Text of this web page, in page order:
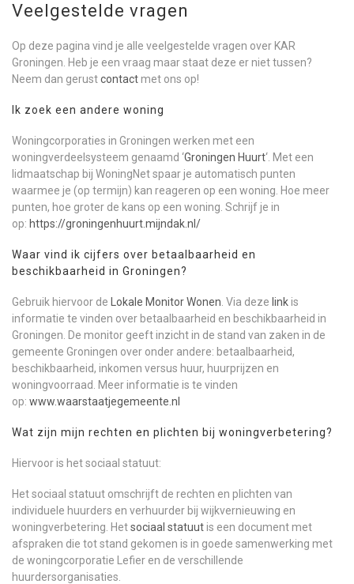
Veelgestelde vragen
Op deze pagina vind je alle veelgestelde vragen over KAR
Groningen. Heb je een vraag maar staat deze er niet tussen?
Neem dan gerustcontactmet ons op!
Ik zoek een andere woning
Woningcorporaties in Groningen werken met een
woningverdeelsysteem genaamd ‘Groningen Huurt‘. Met een
lidmaatschap bij WoningNet spaar je automatisch punten
waarmee je (op termijn) kan reageren op een woning. Hoe meer
punten, hoe groter de kans op een woning. Schrijf je in
op: https://groningenhuurt.mijndak.nl/
Waar vind ik cijfers over betaalbaarheid en
beschikbaarheid in Groningen?
Gebruik hiervoor de Lokale Monitor Wonen . Via deze linkis
informatie te vinden over betaalbaarheid en beschikbaarheid in
Groningen. De monitor geeft inzicht in de stand van zaken in de
gemeente Groningen over onder andere: betaalbaarheid,
beschikbaarheid, inkomen versus huur, huurprijzen en
woningvoorraad. Meer informatie is te vinden
op: www.waarstaatjegemeente.nl
Wat zijn mijn rechten en plichten bij woningverbetering?
Hiervoor is het sociaal statuut:
Het sociaal statuut omschrijft de rechten en plichten van
individuele huurders en verhuurder bij wijkvernieuwing en
woningverbetering. Hetsociaal statuutis een document met
afspraken die tot stand gekomen is in goede samenwerking met
de woningcorporatie Lefier en de verschillende
huurdersorganisaties.